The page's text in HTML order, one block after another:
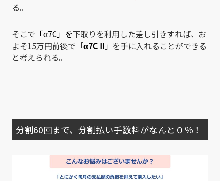
る。
そこで 「α7C」を下取りを利用した差し引きすれば、お
よそ15万円前後で 「α7C II 」を手に入れることができる
と考えられる。
分割60回まで、分割払い手数料がなんと０％！